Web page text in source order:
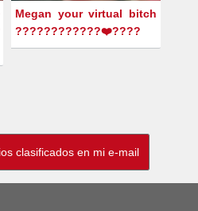
Megan your virtual bitch
????????????❤️????